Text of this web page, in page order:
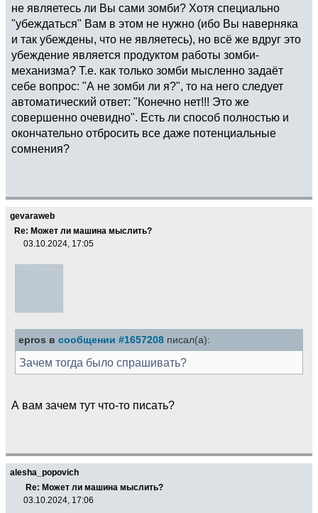
не являетесь ли Вы сами зомби? Хотя специально
"убеждаться" Вам в этом не нужно (ибо Вы наверняка
и так убеждены, что не являетесь), но всё же вдруг это
убеждение является продуктом работы зомби-
механизма? Т.е. как только зомби мысленно задаёт
себе вопрос: "А не зомби ли я?", то на него следует
автоматический ответ: "Конечно нет!!! Это же
совершенно очевидно". Есть ли способ полностью и
окончательно отбросить все даже потенциальные
сомнения?
gevaraweb
Re: Может ли машина мыслить?
03.10.2024, 17:05
epros в сообщении #1657208 писал(а):
Зачем тогда было спрашивать?
А вам зачем тут что-то писать?
alesha_popovich
Re: Может ли машина мыслить?
03.10.2024, 17:06